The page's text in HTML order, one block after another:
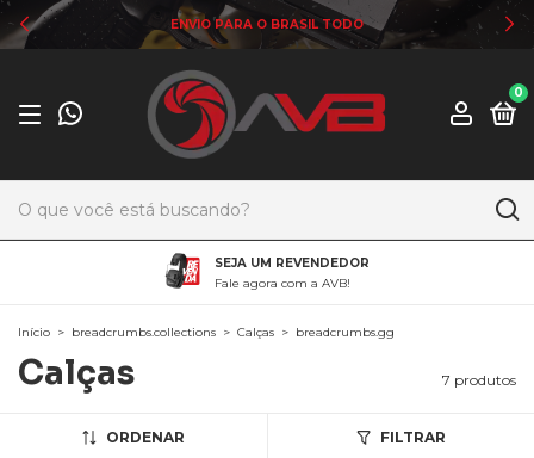
ENVIO PARA O BRASIL TODO
0
SEJA UM REVENDEDOR
Fale agora com a AVB!
Início > breadcrumbs.collections > Calças > breadcrumbs.gg
Calças 7 produtos
ORDENAR FILTRAR